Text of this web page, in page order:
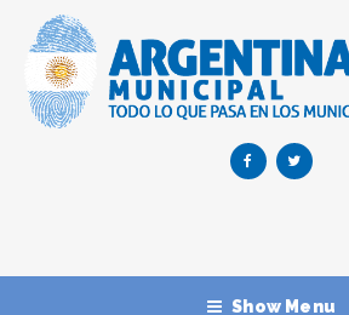
Show Menu